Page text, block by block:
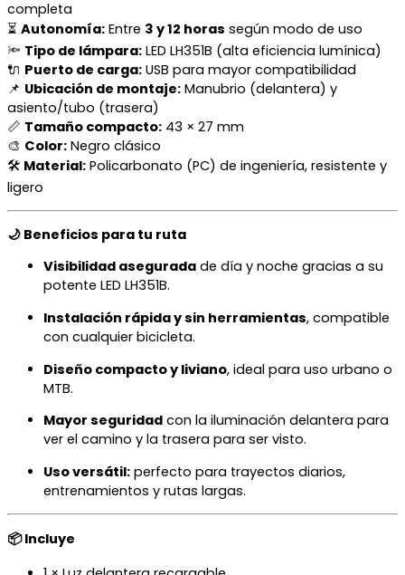
completa
⏳ Autonomía: Entre 3 y 12 horas según modo de uso
🔦 Tipo de lámpara: LED LH351B (alta eficiencia lumínica)
🔌 Puerto de carga: USB para mayor compatibilidad
📌 Ubicación de montaje: Manubrio (delantera) y
asiento/tubo (trasera)
📏 Tamaño compacto: 43 × 27 mm
🎨 Color: Negro clásico
🛠️ Material: Policarbonato (PC) de ingeniería, resistente y
ligero
🌙 Beneficios para tu ruta
Visibilidad asegurada de día y noche gracias a su
potente LED LH351B.
Instalación rápida y sin herramientas, compatible
con cualquier bicicleta.
Diseño compacto y liviano, ideal para uso urbano o
MTB.
Mayor seguridad con la iluminación delantera para
ver el camino y la trasera para ser visto.
Uso versátil: perfecto para trayectos diarios,
entrenamientos y rutas largas.
📦 Incluye